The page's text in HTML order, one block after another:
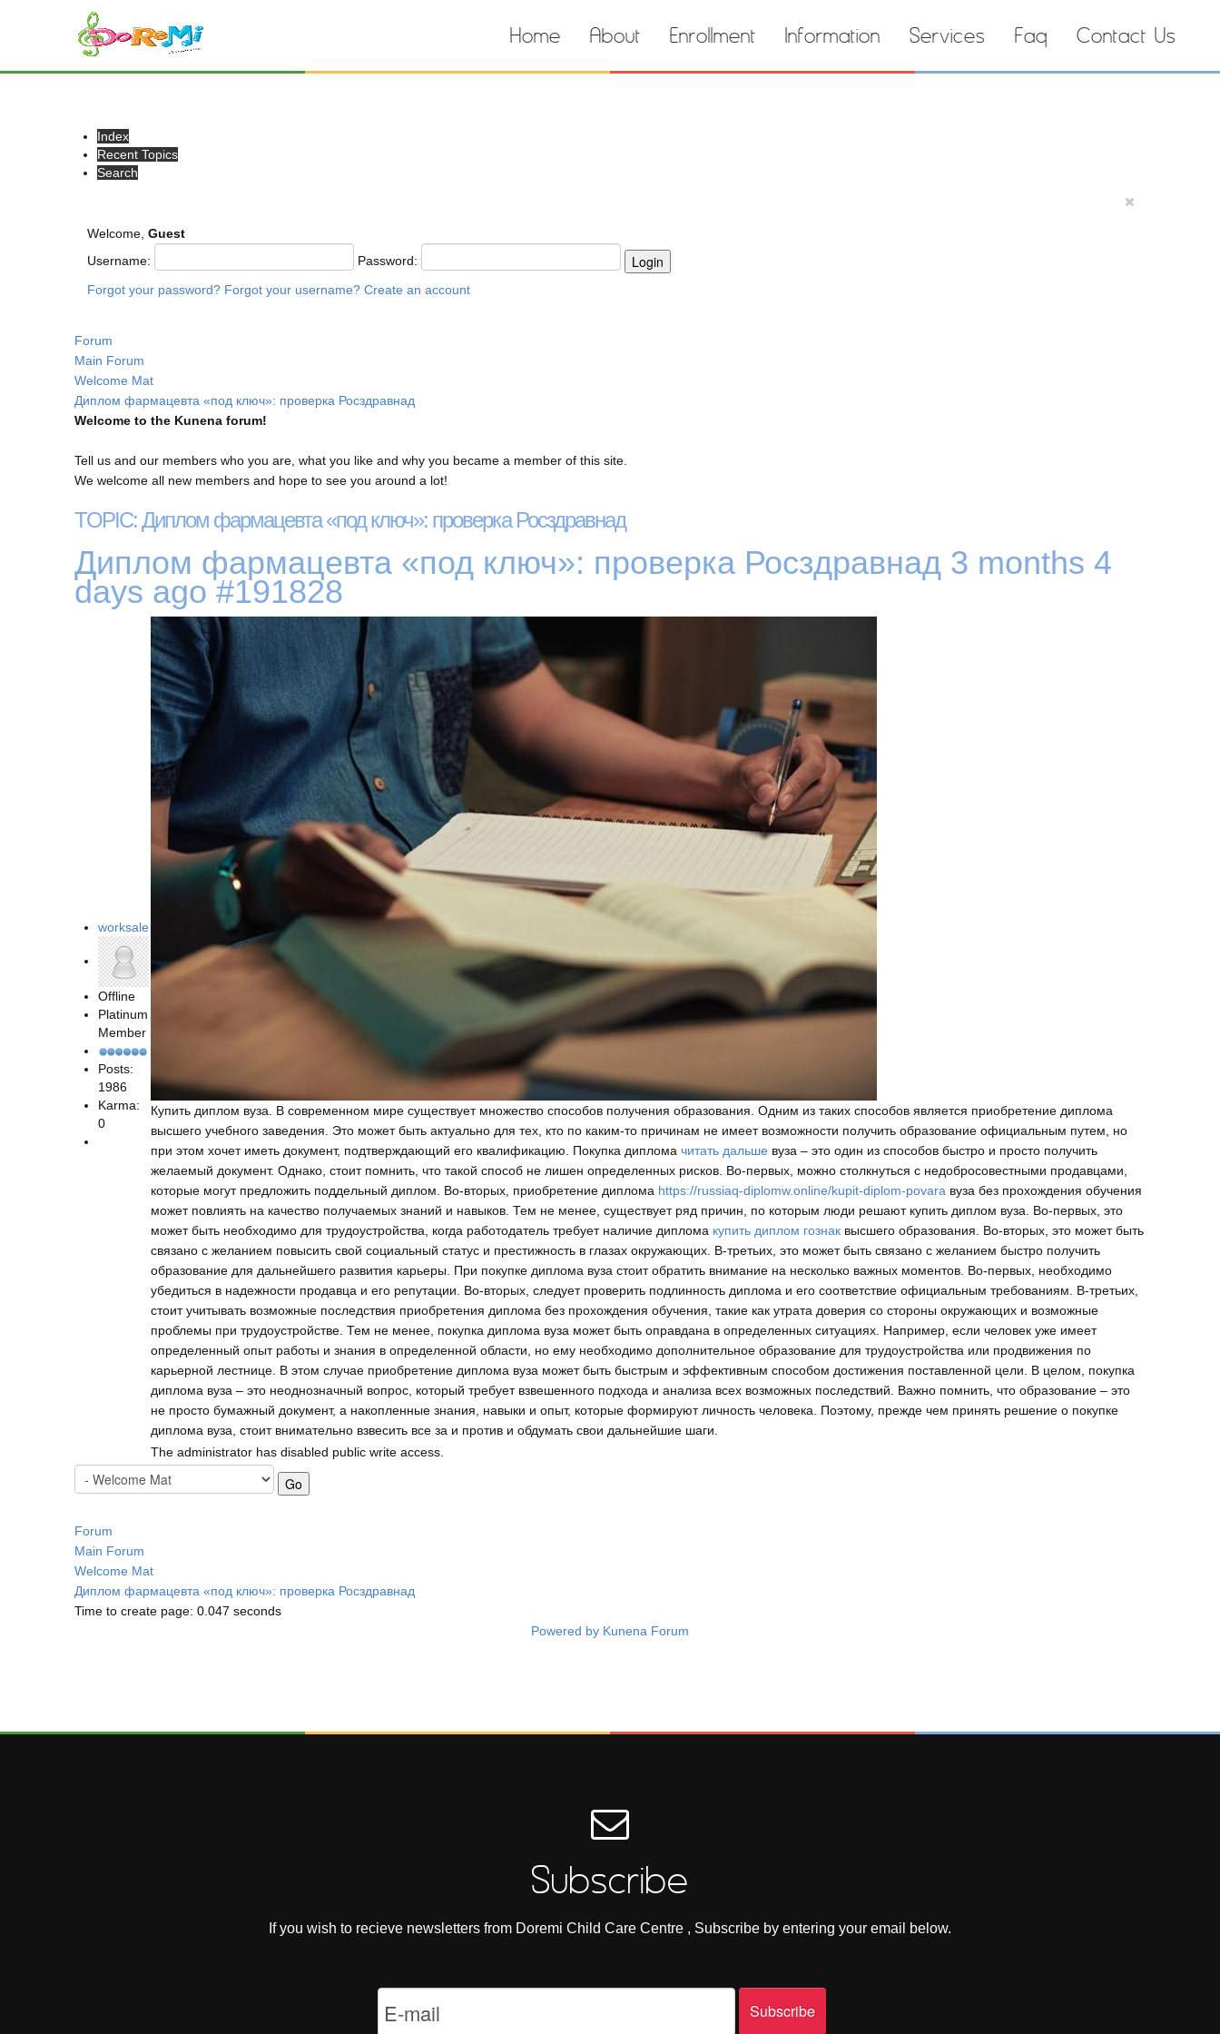
Home About Enrollment Information Services Faq Contact Us
Index
Recent Topics
Search
Welcome, Guest
Username:
Password:
Forgot your password? Forgot your username? Create an account
Forum
Main Forum
Welcome Mat
Диплом фармацевта «под ключ»: проверка Росздравнад
Welcome to the Kunena forum!
Tell us and our members who you are, what you like and why you became a member of this site.
We welcome all new members and hope to see you around a lot!
TOPIC: Диплом фармацевта «под ключ»: проверка Росздравнад
Диплом фармацевта «под ключ»: проверка Росздравнад 3 months 4
days ago#191828
worksale
Offline
Platinum
Member
Posts:
1986
Karma:
0
Купить диплом вуза. В современном мире существует множество способов получения образования. Одним из таких способов является приобретение диплома
высшего учебного заведения. Это может быть актуально для тех, кто по каким-то причинам не имеет возможности получить образование официальным путем, но
при этом хочет иметь документ, подтверждающий его квалификацию. Покупка диплома читать дальше вуза – это один из способов быстро и просто получить
желаемый документ. Однако, стоит помнить, что такой способ не лишен определенных рисков. Во-первых, можно столкнуться с недобросовестными продавцами,
которые могут предложить поддельный диплом. Во-вторых, приобретение диплома https://russiaq-diplomw.online/kupit-diplom-povara вуза без прохождения обучения
может повлиять на качество получаемых знаний и навыков. Тем не менее, существует ряд причин, по которым люди решают купить диплом вуза. Во-первых, это
может быть необходимо для трудоустройства, когда работодатель требует наличие диплома купить диплом гознак высшего образования. Во-вторых, это может быть
связано с желанием повысить свой социальный статус и престижность в глазах окружающих. В-третьих, это может быть связано с желанием быстро получить
образование для дальнейшего развития карьеры. При покупке диплома вуза стоит обратить внимание на несколько важных моментов. Во-первых, необходимо
убедиться в надежности продавца и его репутации. Во-вторых, следует проверить подлинность диплома и его соответствие официальным требованиям. В-третьих,
стоит учитывать возможные последствия приобретения диплома без прохождения обучения, такие как утрата доверия со стороны окружающих и возможные
проблемы при трудоустройстве. Тем не менее, покупка диплома вуза может быть оправдана в определенных ситуациях. Например, если человек уже имеет
определенный опыт работы и знания в определенной области, но ему необходимо дополнительное образование для трудоустройства или продвижения по
карьерной лестнице. В этом случае приобретение диплома вуза может быть быстрым и эффективным способом достижения поставленной цели. В целом, покупка
диплома вуза – это неоднозначный вопрос, который требует взвешенного подхода и анализа всех возможных последствий. Важно помнить, что образование – это
не просто бумажный документ, а накопленные знания, навыки и опыт, которые формируют личность человека. Поэтому, прежде чем принять решение о покупке
диплома вуза, стоит внимательно взвесить все за и против и обдумать свои дальнейшие шаги.
The administrator has disabled public write access.
Forum
Main Forum
Welcome Mat
Диплом фармацевта «под ключ»: проверка Росздравнад
Time to create page: 0.047 seconds
Powered by Kunena Forum
Subscribe
If you wish to recieve newsletters from Doremi Child Care Centre , Subscribe by entering your email below.